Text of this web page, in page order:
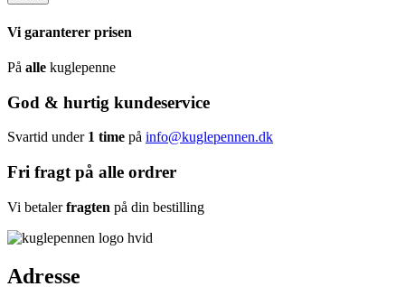
Vi garanterer prisen
På alle kuglepenne
God & hurtig kundeservice
Svartid under 1 time på info@kuglepennen.dk
Fri fragt på alle ordrer
Vi betalerfragten på din bestilling
Adresse